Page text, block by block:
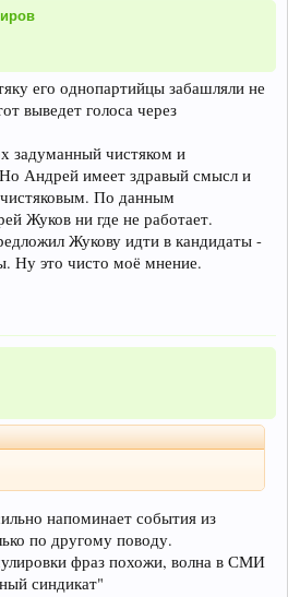
его однопартийцы забашляли не
выведет голоса через
задуманный чистяком и
Андрей имеет здравый смысл и
По данным
Жуков ни где не работает.
Жукову идти в кандидаты -
Ну это чисто моё мнение.
напоминает события из
по другому поводу.
фраз похожи, волна в СМИ
синдикат"